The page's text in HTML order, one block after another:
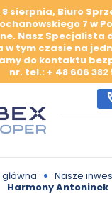
sierpnia, Biuro
7 w
Nasz Specjalista
w tym czasie na
do kontaktu
nr. tel.: + 48 606 382
• Nasze
Harmony Antoninek